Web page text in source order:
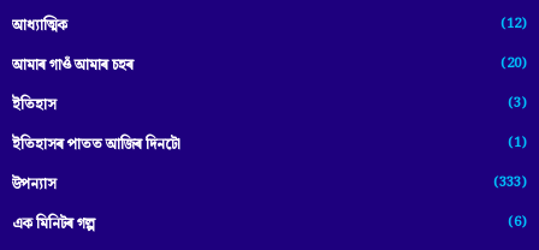
আধ্যাত্মিক (12)
আমাৰ গাওঁ আমাৰ চহৰ (20)
ইতিহাস (3)
ইতিহাসৰ পাতত আজিৰ দিনটো (1)
উপন্যাস (333)
এক মিনিটৰ গল্প (6)